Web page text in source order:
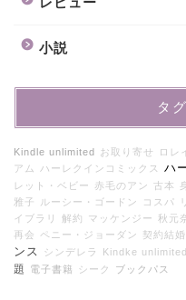
小説
タ
Kindle unlimited お取り寄せ ロレ
アム
ハーレクインコミックス ハ
レット・ベビー
赤毛のアン 古本
雅子
ルーシー・ゴードン コスパ
イブラリ
解約 マッケンジー 秋元
再会
ペニー・ジョーダン 契約結婚
ンス
シンデレラ Kindke unlimited
題
電子書籍 シーク ブックパス